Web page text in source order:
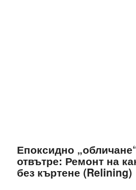
Епоксидно
отвътре: Ремонт на
без къртене (Relining)